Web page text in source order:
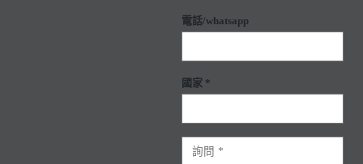
電話/whatsapp
國家 *